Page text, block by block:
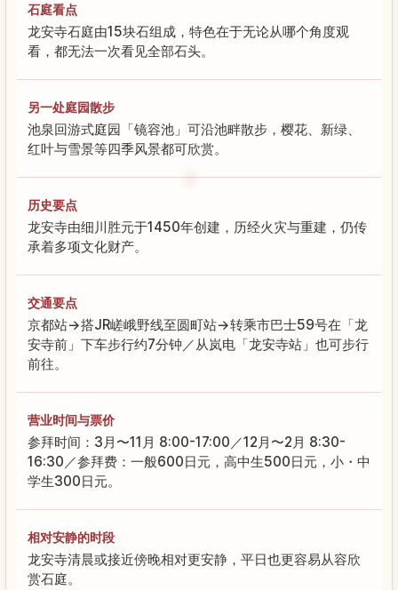
石庭看点
龙安寺石庭由15块石组成，特色在于无论从哪个角度观
看，都无法一次看见全部石头。
另一处庭园散步
池泉回游式庭园「镜容池」可沿池畔散步，樱花、新绿、
红叶与雪景等四季风景都可欣赏。
历史要点
龙安寺由细川胜元于1450年创建，历经火灾与重建，仍传
承着多项文化财产。
交通要点
京都站→搭JR嵯峨野线至圆町站→转乘市巴士59号在「龙
安寺前」下车步行约7分钟／从岚电「龙安寺站」也可步行
前往。
营业时间与票价
参拜时间：3月〜11月 8:00-17:00／12月〜2月 8:30-
16:30／参拜费：一般600日元，高中生500日元，小・中
学生300日元。
相对安静的时段
龙安寺清晨或接近傍晚相对更安静，平日也更容易从容欣
赏石庭。